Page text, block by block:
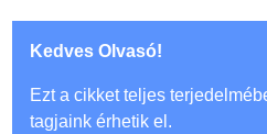
Kedves Olvasó!
Ezt a cikket teljes
tagjaink érhetik el.